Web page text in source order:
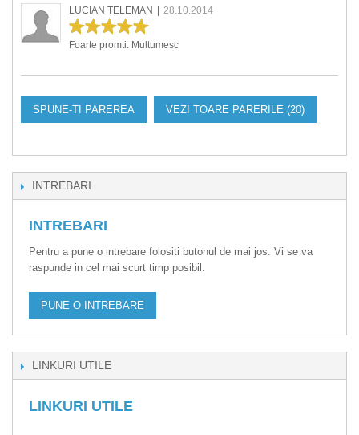
LUCIAN TELEMAN 28.10.2014
Foarte promti. Multumesc
SPUNE-TI PAREREA VEZI TOARE PARERILE (20)
INTREBARI
INTREBARI
Pentru a pune o intrebare folositi butonul de mai jos. Vi se va
raspunde in cel mai scurt timp posibil.
PUNE O INTREBARE
LINKURI UTILE
LINKURI UTILE